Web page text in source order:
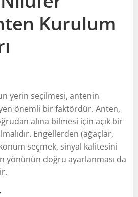
Kurulum
yerin seçilmesi, antenin
önemli bir faktördür. Anten,
alına bilmesi için açık bir
Engellerden (ağaçlar,
seçmek, sinyal kalitesini
yönünün doğru ayarlanması da